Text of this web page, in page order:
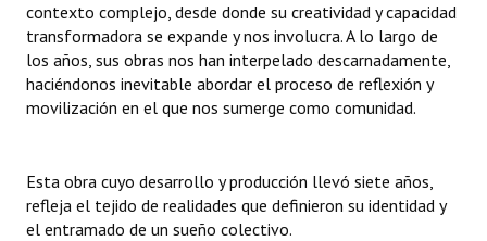
Resoluciones de Presidencia
INSTITUCIONAL
Registros y Distinciones
contexto complejo, desde donde su creatividad y capacidad
transformadora se expande y nos involucra. A lo largo de
los años, sus obras nos han interpelado descarnadamente,
haciéndonos inevitable abordar el proceso de reflexión y
movilización en el que nos sumerge como comunidad.
Esta obra cuyo desarrollo y producción llevó siete años,
refleja el tejido de realidades que definieron su identidad y
el entramado de un sueño colectivo.